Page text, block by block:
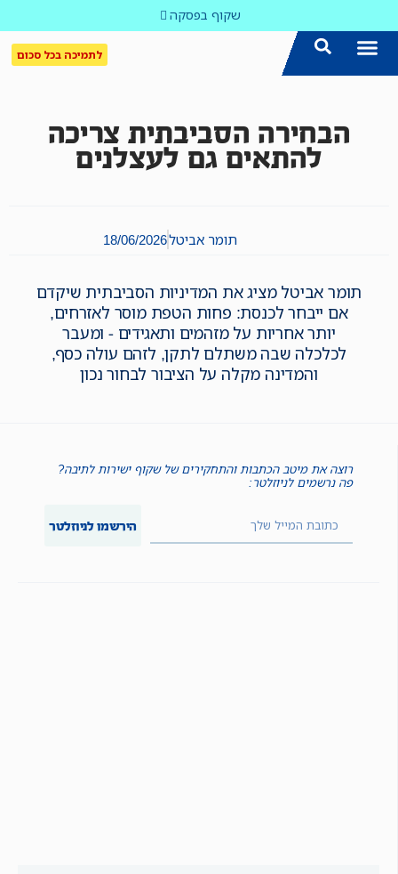
שקוף בפסקה
לתמיכה בכל סכום
הבחירה הסביבתית צריכה
להתאים גם לעצלנים
תומר אביטל18/06/2026
תומר אביטל מציג את המדיניות הסביבתית שיקדם
אם ייבחר לכנסת: פחות הטפת מוסר לאזרחים,
יותר אחריות על מזהמים ותאגידים - ומעבר
לכלכלה שבה משתלם לתקן, לזהם עולה כסף,
והמדינה מקלה על הציבור לבחור נכון
רוצה את מיטב הכתבות והתחקירים של שקוף ישירות לתיבה?
פה נרשמים לניוזלטר:
הירשמו לניוזלטר